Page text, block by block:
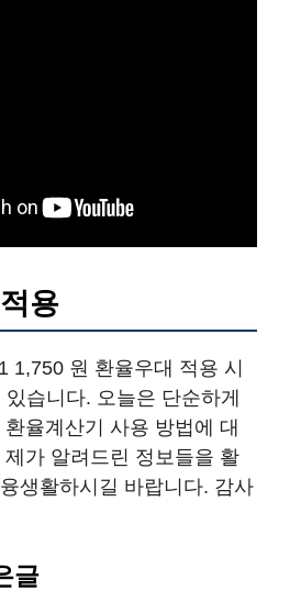
용
1,750 원 환율우대 적용 시
습니다. 오늘은 단순하게
율계산기 사용 방법에 대
가 알려드린 정보들을 활
생활하시길 바랍니다. 감사
글